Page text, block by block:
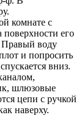
комнате с
его
Правый воду
и попросить
вниз.
шлюзовые
цепи с ручкой
наверху.